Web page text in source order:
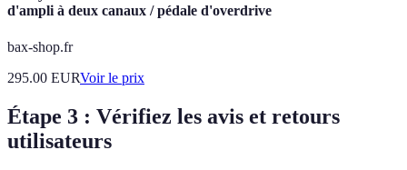
d'ampli à deux canaux / pédale d'overdrive
bax-shop.fr
295.00 EURVoir le prix
Étape 3 : Vérifiez les avis et retours
utilisateurs